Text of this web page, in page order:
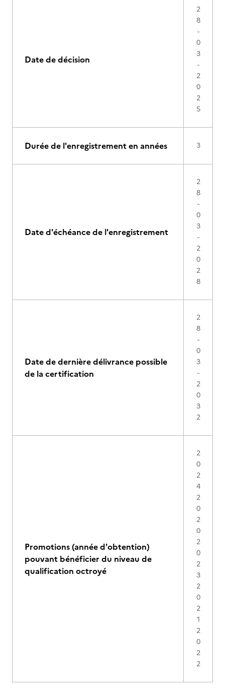
Date de décision
2
8
-
0
3
-
2
0
2
5
Durée de l'enregistrement en années 3
Date d'échéance de l'enregistrement
2
8
-
0
3
-
2
0
2
8
Date de dernière délivrance possible
de la certification
2
8
-
0
3
-
2
0
3
2
Promotions (année d'obtention)
pouvant bénéficier du niveau de
qualification octroyé
2
0
2
4
2
0
2
0
2
0
2
3
2
0
2
1
2
0
2
2